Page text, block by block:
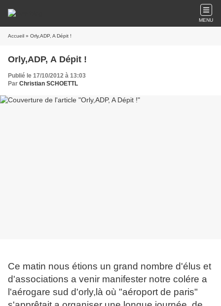
MENU
Accueil » Orly,ADP, A Dépit !
Orly,ADP, A Dépit !
Publié le 17/10/2012 à 13:03
Par Christian SCHOETTL
Ce matin nous étions un grand nombre d'élus et
d'associations a venir manifester notre colére a
l'aérogare sud d'orly,là où "aéroport de paris"